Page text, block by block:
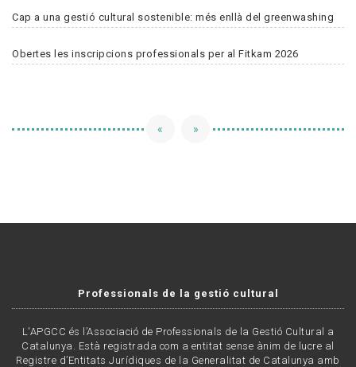
Cap a una gestió cultural sostenible: més enllà del greenwashing
Obertes les inscripcions professionals per al Fitkam 2026
« »
Professionals de la gestió cultural
L'APGCC és l’Associació de Professionals de la Gestió Cultural a
Catalunya. Està registrada com a entitat sense ànim de lucre al
Registre d’Entitats Jurídiques de la Generalitat de Catalunya amb